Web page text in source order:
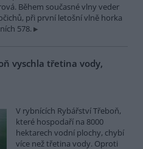
Během současné vlny veder
při první letošní vlně horka
578.
vyschla třetina vody,
V rybnících Rybářství Třeboň,
které hospodaří na 8000
hektarech vodní plochy, chybí
více než třetina vody. Oproti